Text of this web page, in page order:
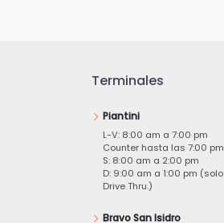
Terminales
Piantini
L-V: 8:00 am a 7:00 pm
Counter hasta las 7:00 pm
S: 8:00 am a 2:00 pm
D: 9:00 am a 1:00 pm (solo
Drive Thru.)
Bravo San Isidro